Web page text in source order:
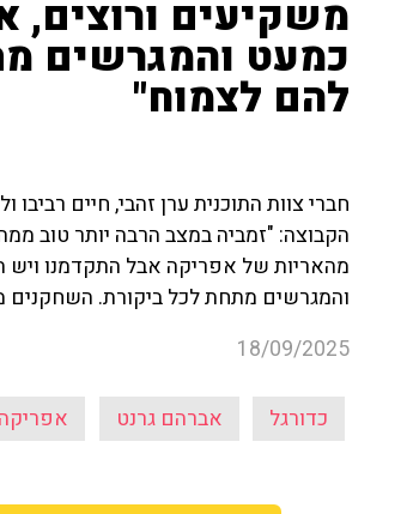
משקיעים ורוצים,
כמעט והמגרשים
להם לצמוח"
חברי צוות התוכנית ערן זהבי, חיים
הקבוצה: "זמביה במצב הרבה יותר טוב
מהאריות של אפריקה אבל התקדמנו ויש
והמגרשים מתחת לכל ביקורת.
18/09/2025
כדורגל אברהם גרנט אפריקה